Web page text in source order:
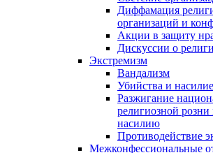
Диффамация
организаций и
Акции в защиту
Дискуссии о
Экстремизм
Вандализм
Убийства и насилие
Разжигание
религиозной
насилию
Противодействие
Межконфессиональные